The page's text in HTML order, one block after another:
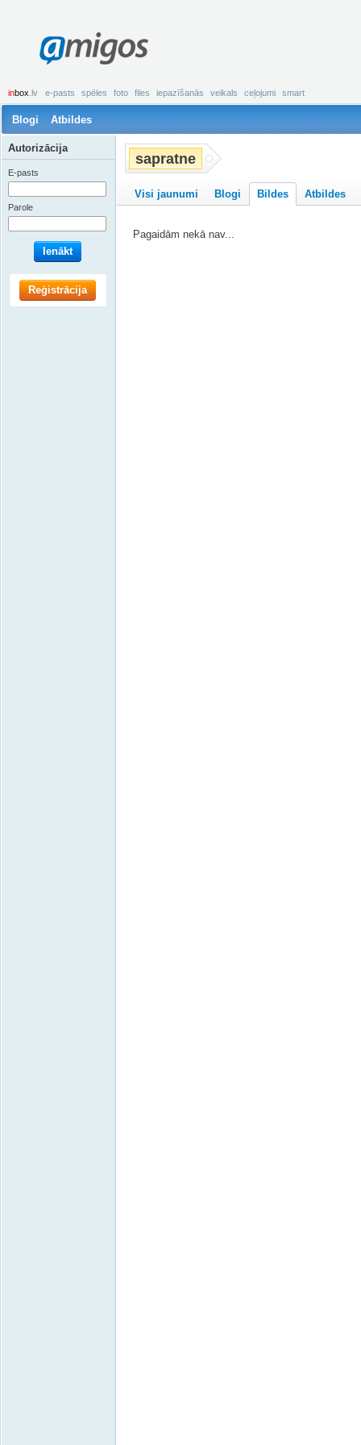
amigos
inbox .lv e-pasts spēles foto files iepazīšanās veikals ceļojumi smart
Blogi Atbildes
sapratne
Visi jaunumi Blogi Bildes Atbildes
Pagaidām nekā nav...
Autorizācija
E-pasts
Parole
Ienākt
Reģistrācija